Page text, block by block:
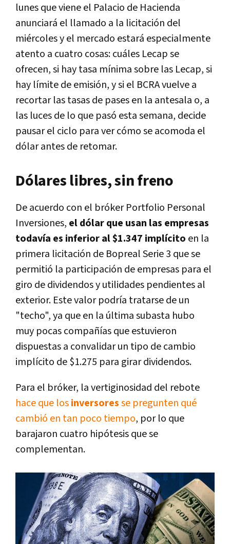
lunes que viene el Palacio de Hacienda
anunciará el llamado a la licitación del
miércoles y el mercado estará especialmente
atento a cuatro cosas: cuáles Lecap se
ofrecen, si hay tasa mínima sobre las Lecap, si
hay límite de emisión, y si el BCRA vuelve a
recortar las tasas de pases en la antesala o, a
las luces de lo que pasó esta semana, decide
pausar el ciclo para ver cómo se acomoda el
dólar antes de retomar.
Dólares libres, sin freno
De acuerdo con el bróker Portfolio Personal
Inversiones, el dólar que usan las empresas
todavía es inferior al $1.347 implícito en la
primera licitación de Bopreal Serie 3 que se
permitió la participación de empresas para el
giro de dividendos y utilidades pendientes al
exterior. Este valor podría tratarse de un
"techo", ya que en la última subasta hubo
muy pocas compañías que estuvieron
dispuestas a convalidar un tipo de cambio
implícito de $1.275 para girar dividendos.
Para el bróker, la vertiginosidad del rebote
hace que losinversoresse pregunten qué
cambió en tan poco tiempo, por lo que
barajaron cuatro hipótesis que se
complementan.